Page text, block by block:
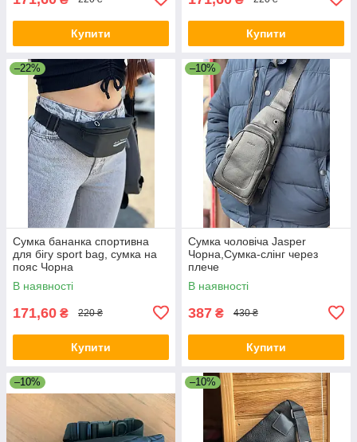
Купити Купити
–22%
Сумка бананка спортивна
для бігу sport bag, сумка на
пояс Чорна
В наявності
171,60 ₴ 220 ₴
Купити
–10%
Сумка чоловіча Jasper
Чорна,Сумка-слінг через
плече
В наявності
387 ₴ 430 ₴
Купити
–10% –10%